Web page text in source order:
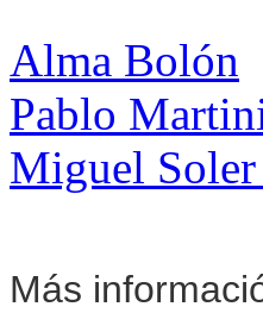
Alma Bolón
Pablo
Miguel Soler
Más